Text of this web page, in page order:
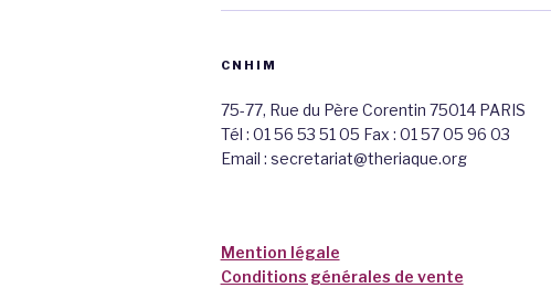
CNHIM
75-77, Rue du Père Corentin 75014 PARIS
Tél : 01 56 53 51 05 Fax : 01 57 05 96 03
Email : secretariat@theriaque.org
Mention légale
Conditions générales de vente